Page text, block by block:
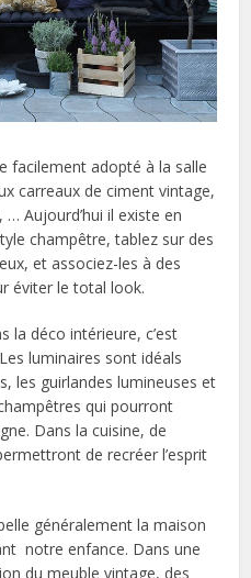
facilement adopté à la salle
carreaux de ciment vintage,
Aujourd’hui il existe en
champêtre, tablez sur des
et associez-les à des
éviter le total look.
la déco intérieure, c’est
luminaires sont idéals
les guirlandes lumineuses et
qui pourront
Dans la cuisine, de
de recréer l’esprit
généralement la maison
notre enfance. Dans une
du meuble vintage, des